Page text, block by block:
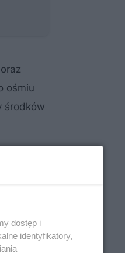
ośmiu
środków
dostęp i
identyfikatory,